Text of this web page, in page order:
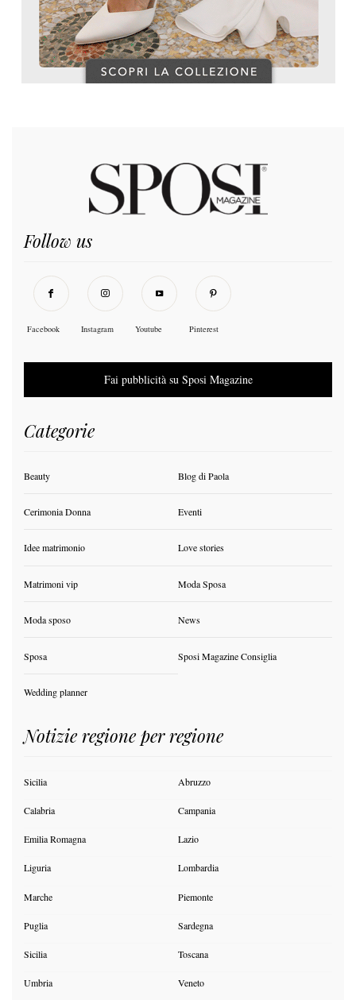
Follow us
Facebook Instagram Youtube Pinterest
Fai pubblicità su Sposi Magazine
Categorie
Beauty Blog di Paola
Cerimonia Donna Eventi
Idee matrimonio Love stories
Matrimoni vip Moda Sposa
Moda sposo News
Sposa Sposi Magazine Consiglia
Wedding planner
Notizie regione per regione
Sicilia Abruzzo
Calabria Campania
Emilia Romagna Lazio
Liguria Lombardia
Marche Piemonte
Puglia Sardegna
Sicilia Toscana
Umbria Veneto